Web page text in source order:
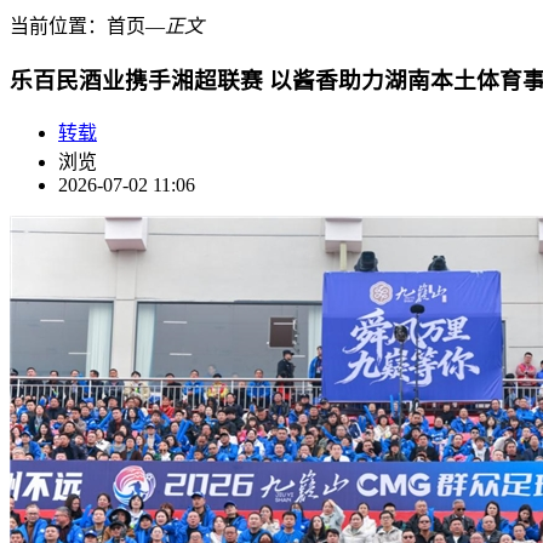
当前位置： 首页―正文
乐百民酒业携手湘超联赛 以酱香助力湖南本土体育
转载
浏览
2026-07-02 11:06